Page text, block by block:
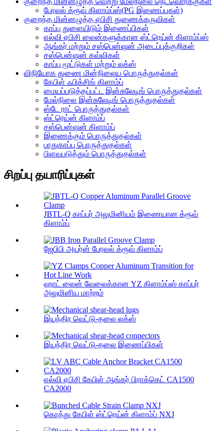
பேரலல் க்ரூவ் கிளாம்ப்ஸ்(PG இணைப்புகள்)
குறைந்த மின்னழுத்த ஏபிசி துணைக்கருவிகள்
காப்பு துளையிடும் இணைப்பிகள்
எல்வி ஏபிசி லைன்களுக்கான ஸ்ட்ரெய்ன் கிளாம்ப்ஸ்
ஆங்கர் மற்றும் சஸ்பென்ஷன் அடைப்புக்குறிகள்
சஸ்பென்ஷன் கவ்விகள்
காப்பு மூட்டுகள் மற்றும் லக்ஸ்
விநியோக துணை மின்நிலைய பொருத்துதல்கள்
கேபிள் ஃபிக்சிங் கிளாம்ப்
மையப்படுத்தப்பட்ட இன்சுலேடிங் பொருத்துதல்கள்
மேல்நிலை இன்சுலேடிங் பொருத்துதல்கள்
ஸ்டே ராட் பொருத்துதல்கள்
ஸ்ட்ரெய்ன் கிளாம்ப்
சஸ்பென்ஷன் கிளாம்ப்
இணைக்கும் பொருத்துதல்கள்
பாதுகாப்பு பொருத்துதல்கள்
பிளவுபடுத்தும் பொருத்துதல்கள்
சிறப்பு தயாரிப்புகள்
JBTL-Q காப்பர் அலுமினியம் இணையான க்ரூவ்
கிளாம்ப்
ஜேபிபி அயர்ன் பேரலல் க்ரூவ் கிளாம்ப்
ஹாட் லைன் வேலைக்கான YZ கிளாம்ப்ஸ் காப்பர்
அலுமினிய மாற்றம்
இயந்திர வெட்டு-தலை லக்ஸ்
இயந்திர வெட்டு-தலை இணைப்பிகள்
எல்வி ஏபிசி கேபிள் ஆங்கர் பிராக்கெட் CA1500
CA2000
கொத்து கேபிள் ஸ்ட்ரெய்ன் கிளாம்ப் NXJ